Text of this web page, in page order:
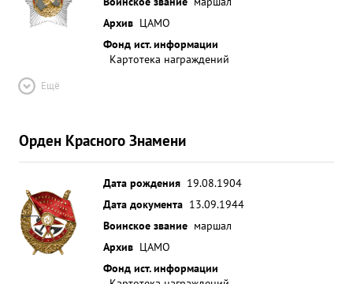
Архив ЦАМО
Фонд ист. информации
Картотека награждений
Ещё
Орден Красного Знамени
Дата рождения 19.08.1904
Дата документа 13.09.1944
Воинское звание маршал
Архив ЦАМО
Фонд ист. информации